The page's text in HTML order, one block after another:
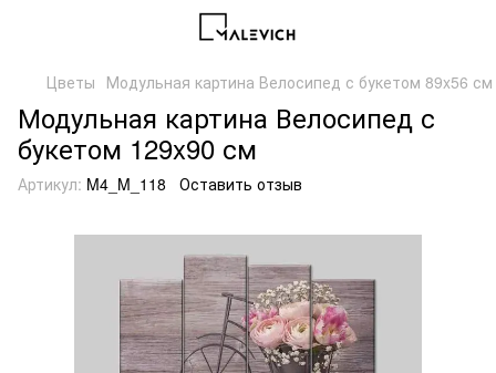
Цветы Модульная картина Велосипед с букетом 89x56
Модульная картина Велосипед с
букетом 129x90 см
Артикул: M4_M_118 Оставить отзыв